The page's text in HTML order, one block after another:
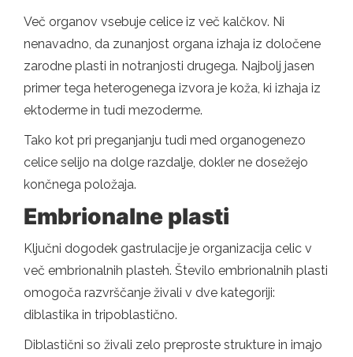
Več organov vsebuje celice iz več kalčkov. Ni
nenavadno, da zunanjost organa izhaja iz določene
zarodne plasti in notranjosti drugega. Najbolj jasen
primer tega heterogenega izvora je koža, ki izhaja iz
ektoderme in tudi mezoderme.
Tako kot pri preganjanju tudi med organogenezo
celice selijo na dolge razdalje, dokler ne dosežejo
končnega položaja.
Embrionalne plasti
Ključni dogodek gastrulacije je organizacija celic v
več embrionalnih plasteh. Število embrionalnih plasti
omogoča razvrščanje živali v dve kategoriji:
diblastika in tripoblastično.
Diblastični so živali zelo preproste strukture in imajo